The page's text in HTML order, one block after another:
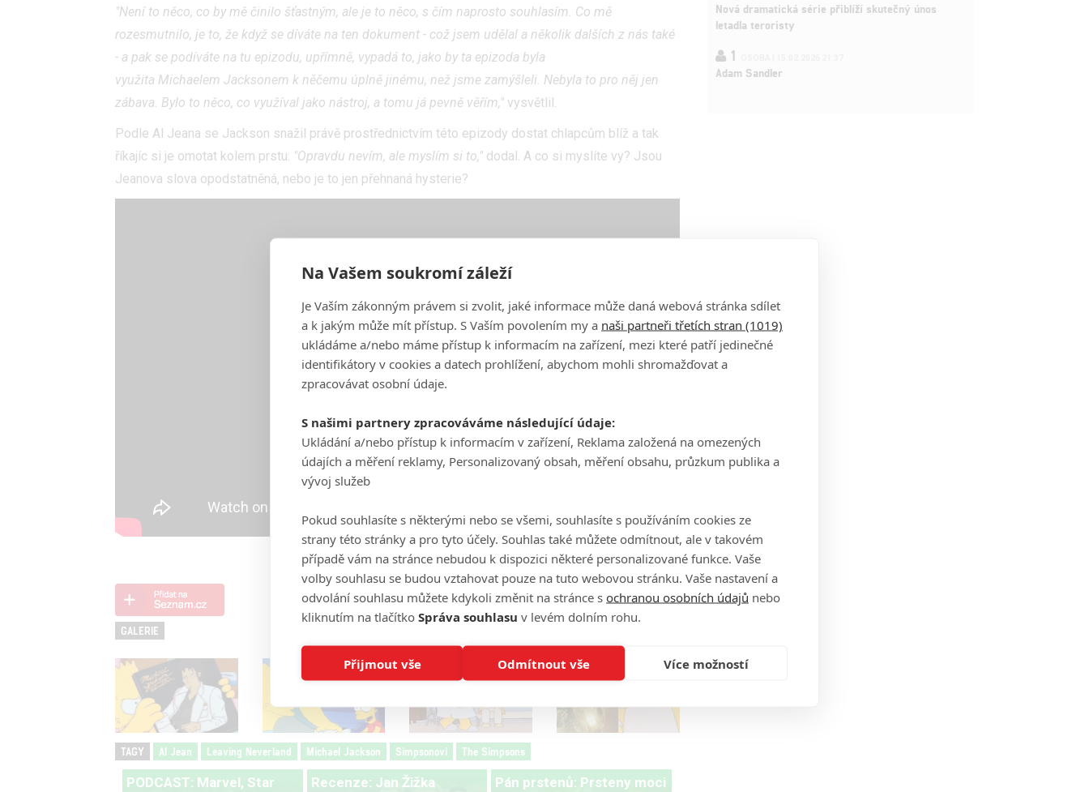
"Není to něco, co by mě činilo šťastným, ale je to něco, s čím naprosto souhlasím. Co mě
rozesmutnilo, je to, že když se díváte na ten dokument - což jsem udělal a několik dalších z nás také
- a pak se podíváte na tu epizodu, upřímně, vypadá to, jako by ta epizoda byla
využita Michaelem Jacksonem k něčemu úplně jinému, než jsme zamýšleli. Nebyla to pro něj jen
zábava. Bylo to něco, co využíval jako nástroj, a tomu já pevně věřím," vysvětlil.
Podle Al Jeana se Jackson snažil právě prostřednictvím této epizody dostat chlapcům blíž a tak
říkajíc si je omotat kolem prstu: "Opravdu nevím, ale myslím si to," dodal. A co si myslíte vy? Jsou
Jeanova slova opodstatněná, nebo je to jen přehnaná hysterie?
Zdroj:Comicbook
GALERIE
TAGY Al Jean Leaving Neverland Michael Jackson Simpsonovi The Simpsons
PODCAST: Marvel, Star
Recenze: Jan Žižka
Pán prstenů: Prsteny moci
Nová dramatická série přiblíží skutečný únos
letadla teroristy
1
Adam Sandler
Na Vašem soukromí záleží
Je Vaším zákonným právem si zvolit, jaké informace může daná webová stránka sdílet
a k jakým může mít přístup. S Vaším povolením my a naši partneři třetích stran (1019)
ukládáme a/nebo máme přístup k informacím na zařízení, mezi které patří jedinečné
identifikátory v cookies a datech prohlížení, abychom mohli shromažďovat a
zpracovávat osobní údaje.
S našimi partnery zpracováváme následující údaje:
Ukládání a/nebo přístup k informacím v zařízení, Reklama založená na omezených
údajích a měření reklamy, Personalizovaný obsah, měření obsahu, průzkum publika a
vývoj služeb
Pokud souhlasíte s některými nebo se všemi, souhlasíte s používáním cookies ze
strany této stránky a pro tyto účely. Souhlas také můžete odmítnout, ale v takovém
případě vám na stránce nebudou k dispozici některé personalizované funkce. Vaše
volby souhlasu se budou vztahovat pouze na tuto webovou stránku. Vaše nastavení a
odvolání souhlasu můžete kdykoli změnit na stránce s ochranou osobních údajů nebo
kliknutím na tlačítko Správa souhlasu v levém dolním rohu.
Přijmout vše Odmítnout vše Více možností